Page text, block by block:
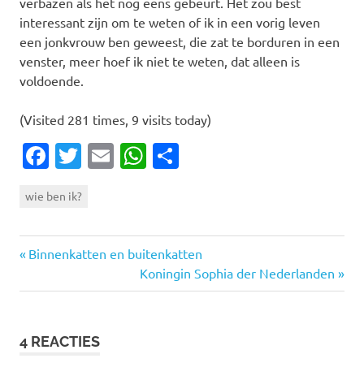
interessant zijn om te weten of ik in een vorig leven
een jonkvrouw ben geweest, die zat te borduren in een
venster, meer hoef ik niet te weten, dat alleen is
voldoende.
(Visited 281 times, 9 visits today)
Facebook
Twitter
EmailWhatsApp
wie ben ik?
Bericht
navigatie
Vorige
Binnenkatten en buitenkatten
Volgende
bericht:
Koningin Sophia der Nederlanden
4 REACTIES